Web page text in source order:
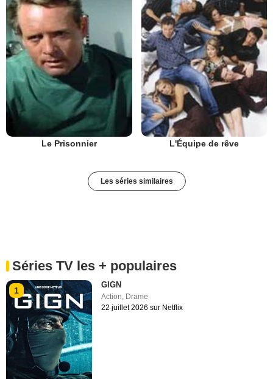
Le Prisonnier L'Équipe de rêve
Les séries similaires
Séries TV les + populaires
1
GIGN
Action, Drame
22 juillet 2026 sur Netflix